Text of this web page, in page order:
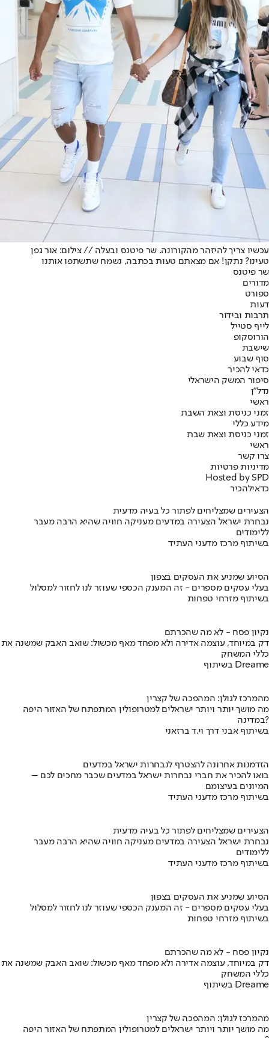
עכשיו צריך להיזהר מהקורונה. שר פיטנס ובעלה // צילום: אור גפן
טעינו? נתקן! אם מצאתם טעות בכתבה, נשמח שתשתפו אותנו
שר פיטנס
מדורים
ספורט
דעות
תרבות ובידור
לייף סטייל
הורוסקופ
שישבת
סוף שבוע
כדאי להכיר
סיפור המשק הישראלי
נדל"ן
ראשי
זמני כניסת וצאת השבת
מידע כללי
זמני כניסת וצאת שבת
ראשי
צרו קשר
מדיניות פרטיות
Hosted by SPD
כדאילהכיר
הצעירים שמצליחים לפתור כל בעיה מדעית
נבחרת ישראל הצעירה במדעים מעניקה חוויה שהיא הרבה מעבר
ללימודים
בשיתוף מרכז מדעני העתיד
הסיוע שמניע את העסקים בצפון
בעלי עסקים מספרים - זה המענק הכספי שעוזר לנו לחזור למסלול
בשיתוף מזרחי טפחות
נקיון פסח - לא מה שהכרתם
דק במיוחד, עוצמה אדירה ולא מפחד מאף מכשול: שואב האבק שמשנה את
כללי המשחק
בשיתוף Dreame
מהמרכז לגולן: המהפכה של קצרין
מה מושך יותר ויותר ישראלים למטרופולין המתפתח של האזור היפה
במדינה?
בשיתוף אבני דרך וי.ד ברזאני
הזדמנות אחרונה להצטרף לנבחרות ישראל במדעים
בואו להכיר את חברי נבחרות ישראל במדעים שכבר מחכים לכם –
המיונים בעיצומם
בשיתוף מרכז מדעני העתיד
הצעירים שמצליחים לפתור כל בעיה מדעית
נבחרת ישראל הצעירה במדעים מעניקה חוויה שהיא הרבה מעבר
ללימודים
בשיתוף מרכז מדעני העתיד
הסיוע שמניע את העסקים בצפון
בעלי עסקים מספרים - זה המענק הכספי שעוזר לנו לחזור למסלול
בשיתוף מזרחי טפחות
נקיון פסח - לא מה שהכרתם
דק במיוחד, עוצמה אדירה ולא מפחד מאף מכשול: שואב האבק שמשנה את
כללי המשחק
בשיתוף Dreame
מהמרכז לגולן: המהפכה של קצרין
מה מושך יותר ויותר ישראלים למטרופולין המתפתח של האזור היפה